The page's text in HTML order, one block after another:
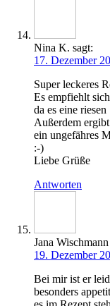
Nina K. sagt:
17. Dezember
Super lecke­res
Es emp­fiehlt
da es eine
Außer­dem
ein unge­fäh­res
:-)
Lie­be Grüße
Antworten
Jana Wischmann
19. Dezember
Bei mir ist er
beson­ders